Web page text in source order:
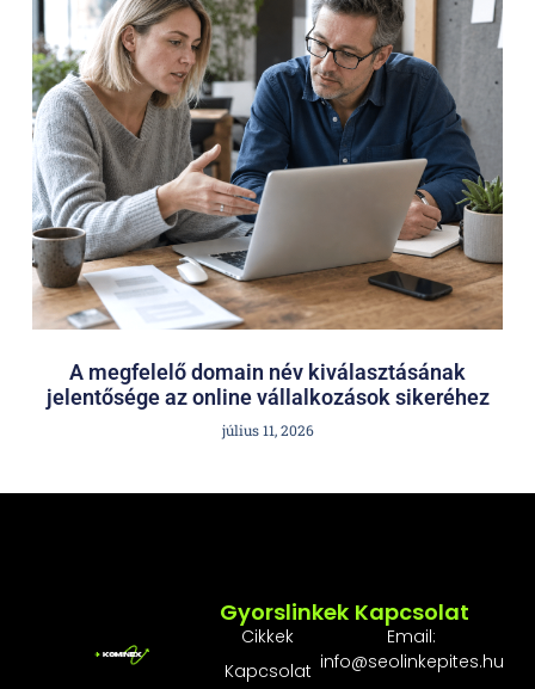
A megfelelő domain név kiválasztásának
jelentősége az online vállalkozások sikeréhez
július 11, 2026
Gyorslinkek
Cikkek
Kapcsolat
Kapcsolat
Email:
info@seolinkepites.hu